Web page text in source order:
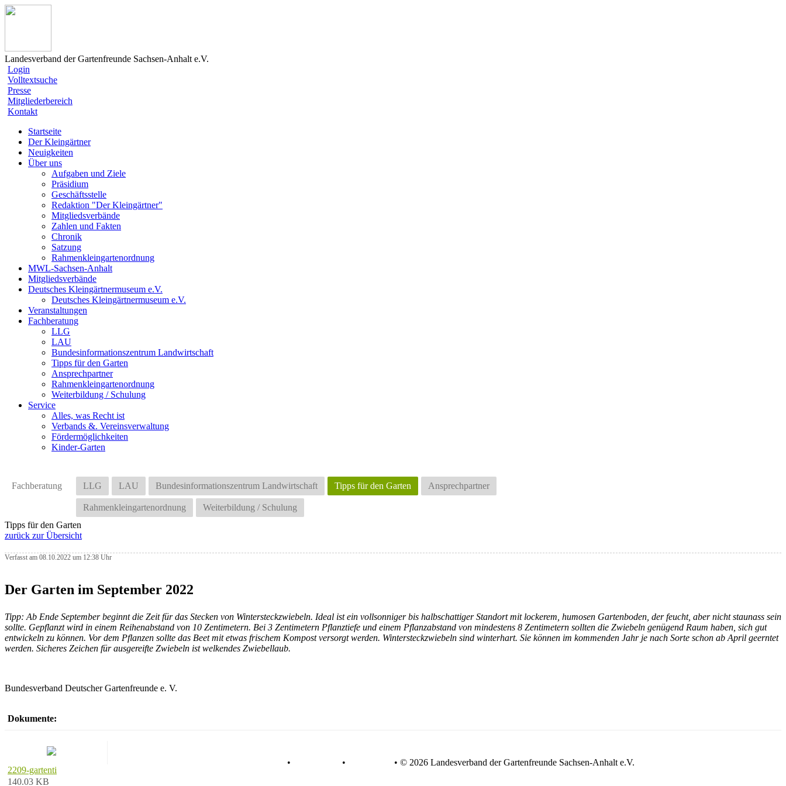
Landesverband der Gartenfreunde Sachsen-Anhalt e.V.
Login
Volltextsuche
Presse
Mitgliederbereich
Kontakt
Startseite
Der Kleingärtner
Neuigkeiten
Über uns
Aufgaben und Ziele
Präsidium
Geschäftsstelle
Redaktion "Der Kleingärtner"
Mitgliedsverbände
Zahlen und Fakten
Chronik
Satzung
Rahmenkleingartenordnung
MWL-Sachsen-Anhalt
Mitgliedsverbände
Deutsches Kleingärtnermuseum e.V.
Deutsches Kleingärtnermuseum e.V.
Veranstaltungen
Fachberatung
LLG
LAU
Bundesinformationszentrum Landwirtschaft
Tipps für den Garten
Ansprechpartner
Rahmenkleingartenordnung
Weiterbildung / Schulung
Service
Alles, was Recht ist
Verbands &. Vereinsverwaltung
Fördermöglichkeiten
Kinder-Garten
Fachberatung LLG LAU Bundesinformationszentrum Landwirtschaft Tipps für den Garten Ansprechpartner
Rahmenkleingartenordnung
Weiterbildung / Schulung
Tipps für den Garten
zurück zur Übersicht
Verfasst am 08.10.2022 um 12:38 Uhr
Der Garten im September 2022
Tipp: Ab Ende September beginnt die Zeit für das Stecken von Wintersteckzwiebeln. Ideal ist ein vollsonniger bis halbschattiger Standort mit lockerem, humosen Gartenboden, der feucht, aber nicht staunass sein
sollte. Gepflanzt wird in einem Reihenabstand von 10 Zentimetern. Bei 3 Zentimetern Pflanztiefe und einem Pflanzabstand von mindestens 8 Zentimetern sollten die Zwiebeln genügend Raum haben, sich gut
entwickeln zu können. Vor dem Pflanzen sollte das Beet mit etwas frischem Kompost versorgt werden. Wintersteckzwiebeln sind winterhart. Sie können im kommenden Jahr je nach Sorte schon ab April geerntet
werden. Sicheres Zeichen für ausgereifte Zwiebeln ist welkendes Zwiebellaub.
Bundesverband Deutscher Gartenfreunde e. V.
Dokumente:
2209-gartenti
140.03 KB
• • • © 2026 Landesverband der Gartenfreunde Sachsen-Anhalt e.V.